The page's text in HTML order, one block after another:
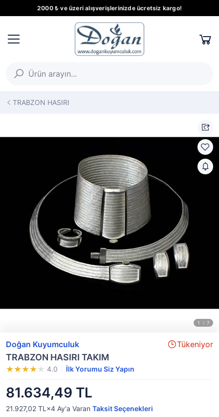
2000 ₺ ve üzeri alışverişlerinizde ücretsiz kargo!
TRABZON HASIRI
Doğan Kuyumculuk Tükeniyor
TRABZON HASIRI TAKIM
4.0 İlk Yorumu Siz Yapın
81.634,49 TL
21.927,02 TL×4 Ay'a Varan Taksit Seçenekleri